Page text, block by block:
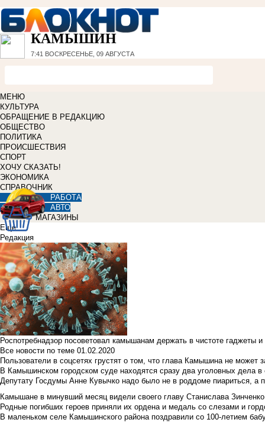
КАМЫШИН
7:41 ВОСКРЕСЕНЬЕ, 09 АВГУСТА
МЕНЮ
КУЛЬТУРА
ОБРАЩЕНИЕ В РЕДАКЦИЮ
ОБЩЕСТВО
ПОЛИТИКА
ПРОИСШЕСТВИЯ
СПОРТ
ХОЧУ СКАЗАТЬ!
ЭКОНОМИКА
СПРАВОЧНИК
РАБОТА
АВТО
МАГАЗИНЫ
Еще
Редакция
Роспотребнадзор посоветовал камышанам держать в чистоте гаджеты
Все новости по теме 01.02.2020
Пользователи в соцсетях грустят о том, что глава Камышина не может
В Камышинском городском суде находятся сразу два уголовных дела
Депутату Госдумы Анне Кувычко надо было не в роддоме пиариться, а
Камышане в минувший месяц видели своего главу Станислава Зинченко
Родные погибших героев приняли их ордена и медаль со слезами и
В маленьком селе Камышинского района поздравили со 100-летием